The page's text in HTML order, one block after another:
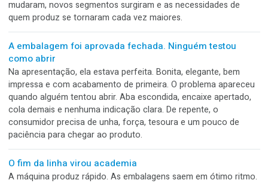
O pedido tinha 12 versões. O orçamento enxergou
uma
Na planilha, eram 10 mil embalagens. Na produção, eram 12
artes, 12 conferências, 12 separações e várias chances de
alguma coisa sair fora do lugar. Trocar apenas a imagem
parecer simples. Mas cada versão exige atenção da pré-
impressão, identificação correta, controle de quantidade,
organização no acabamento e cuidado extra na expedição.
39 anos transformando tecnologia em produção,
confiança e futuro